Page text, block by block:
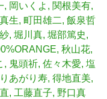
岡いくよ
関根美有
生 町田雄二 飯泉哲
堀川真 堀部篤史
秋山花
鬼頭祈 佐々木愛 塩
あがり寿 得地直美
工藤直子 野口真